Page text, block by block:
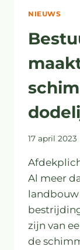
NIEUWS
17 april 2023
Al meer
zijn van
de